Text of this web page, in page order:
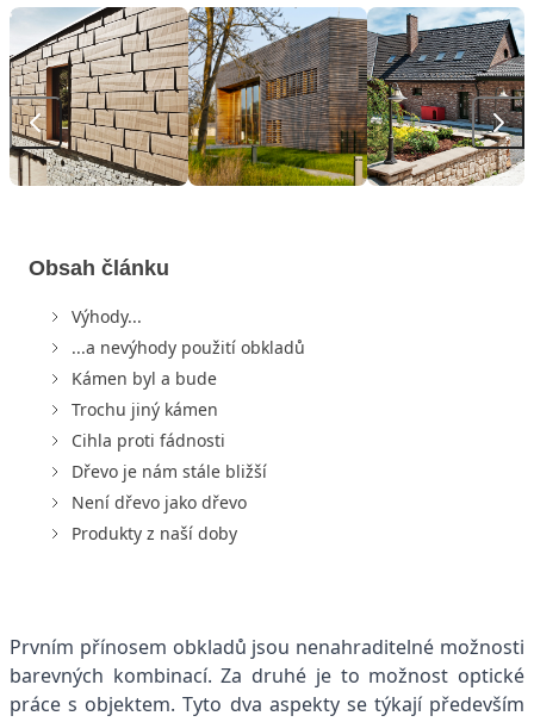
Obsah článku
Výhody...
...a nevýhody použití obkladů
Kámen byl a bude
Trochu jiný kámen
Cihla proti fádnosti
Dřevo je nám stále bližší
Není dřevo jako dřevo
Produkty z naší doby
Prvním přínosem obkladů jsou nenahraditelné možnosti
barevných kombinací. Za druhé je to možnost optické
práce s objektem. Tyto dva aspekty se týkají především